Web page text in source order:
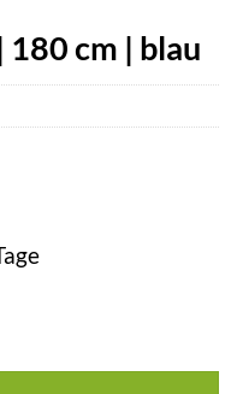
cm | blau